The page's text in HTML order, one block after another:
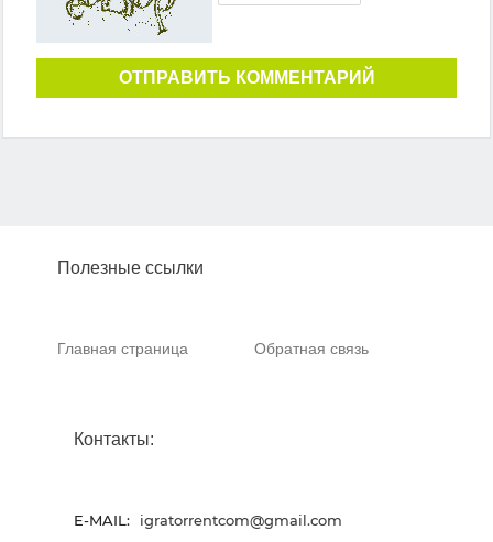
ОТПРАВИТЬ КОММЕНТАРИЙ
Полезные ссылки
Главная страница Обратная связь
Контакты:
E-MAIL: igratorrentcom@gmail.com